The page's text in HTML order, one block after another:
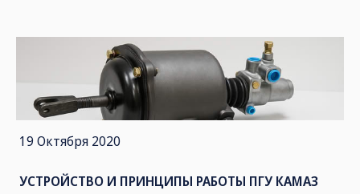
19 Октября 2020
УСТРОЙСТВО И ПРИНЦИПЫ РАБОТЫ ПГУ КАМАЗ